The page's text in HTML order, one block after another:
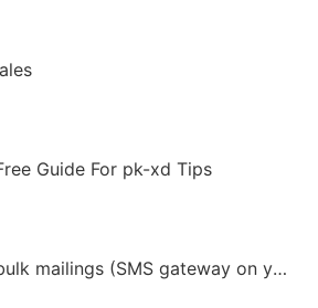
Guide For pk-xd Tips
mailings (SMS gateway on yo